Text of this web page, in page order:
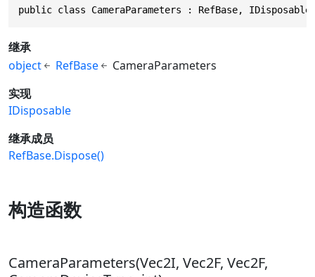
public class CameraParameters : RefBase, IDisposable
继承
object
RefBase
CameraParameters
实现
IDisposable
继承成员
RefBase.Dispose()
构造函数
CameraParameters(Vec2I, Vec2F, Vec2F,